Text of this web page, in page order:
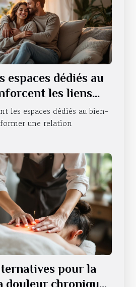
espaces dédiés au
les liens
les espaces dédiés au bien-
une relation
pour la
douleur chronique